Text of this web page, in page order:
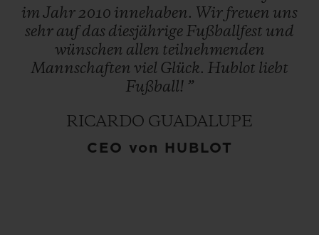
im Jahr2010 innehaben. Wir freuen uns
sehr aufdas diesjährige Fußballfest und
wünschen allen teilnehmenden
Mannschaften viel Glück. Hublot liebt
Fußball! ”
RICARDO GUADALUPE
CEO von HUBLOT